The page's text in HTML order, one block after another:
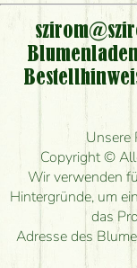
Ist der
Kann ich den
nehmen
Ist eine
Wie lange
Wie
herstellen
Unsere
Copyright ©
Wir verwenden
Hintergründe, um
das
Adresse des